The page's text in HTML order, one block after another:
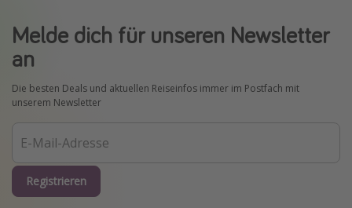
Melde dich für unseren Newsletter
an
Die besten Deals und aktuellen Reiseinfos immer im Postfach mit
unserem Newsletter
Registrieren